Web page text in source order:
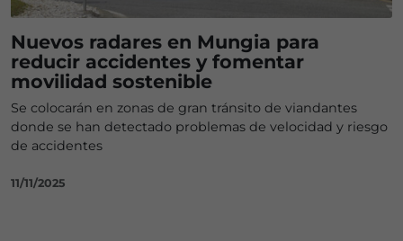
Nuevos radares en Mungia para
reducir accidentes y fomentar
movilidad sostenible
Se colocarán en zonas de gran tránsito de viandantes
donde se han detectado problemas de velocidad y riesgo
de accidentes
11/11/2025